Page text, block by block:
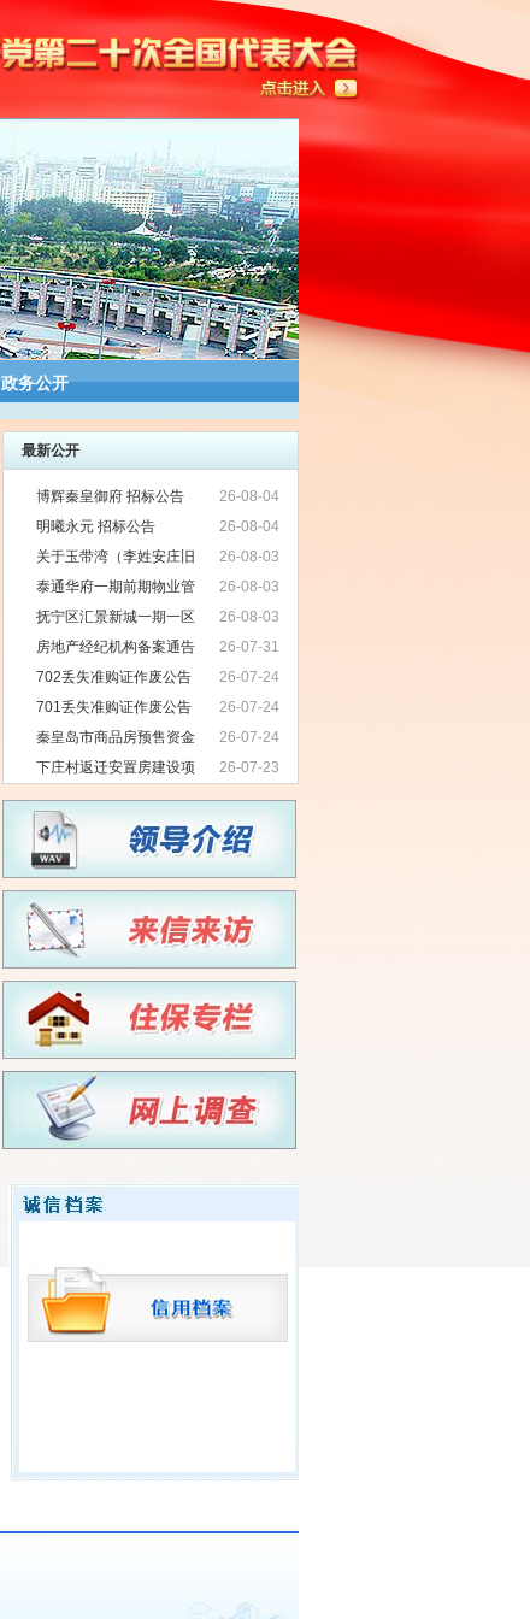
政务公开
最新公开
26-08-04
博辉秦皇御府 招标公告
26-08-04
明曦永元 招标公告
26-08-03
关于玉带湾（李姓安庄旧
村改造）七期项目无拖欠农民工工资
情况公示
26-08-03
泰通华府一期前期物业管
理项目招标公告
26-08-03
抚宁区汇景新城一期一区
物业服务项目招标公告
26-07-31
房地产经纪机构备案通告
26-07-24
702丢失准购证作废公告
26-07-24
701丢失准购证作废公告
26-07-24
秦皇岛市商品房预售资金
监管银行项目招标公告
26-07-23
下庄村返迁安置房建设项
目前期物业服务中标公示